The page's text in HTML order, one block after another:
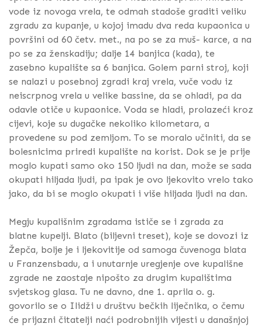
vode iz novoga vrela, te odmah stadoše graditi veliku
zgradu za kupanje, u kojoj imadu dva reda kupaonica u
površini od 60 četv. met., na po se za muš- karce, a na
po se za ženskadiju; dalje 14 banjica (kada), te
zasebno kupalište sa 6 banjica. Golem parni stroj, koji
se nalazi u posebnoj zgradi kraj vrela, vuče vodu iz
neiscrpnog vrela u velike bassine, da se ohladi, pa da
odavle otiče u kupaonice. Voda se hladi, prolazeći kroz
cijevi, koje su dugačke nekoliko kilometara, a
provedene su pod zemljom. To se moralo učiniti, da se
bolesnicima priredi kupalište na korist. Dok se je prije
moglo kupati samo oko 150 ljudi na dan, može se sada
okupati hiljada ljudi, pa ipak je ovo ljekovito vrelo tako
jako, da bi se moglo okupati i više hiljada ljudi na dan.
Megju kupališnim zgradama ističe se i zgrada za
blatne kupelji. Blato (biljevni treset), koje se dovozi iz
Žepča, bolje je i ljekovitije od samoga čuvenoga blata
u Franzensbadu, a i unutarnje uregjenje ove kupališne
zgrade ne zaostaje nipošto za drugim kupalištima
svjetskog glasa. Tu ne davno, dne 1. aprila o. g.
govorilo se o Ilidži u društvu bečkih liječnika, o čemu
će prijazni čitatelji naći podrobnijih vijesti u današnjoj